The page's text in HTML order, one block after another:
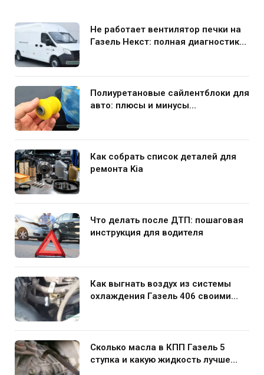
Не работает вентилятор печки на
Газель Некст: полная диагностика
Полиуретановые сайлентблоки для
авто: плюсы и минусы
Как собрать список деталей для
ремонта Kia
Что делать после ДТП: пошаговая
инструкция для водителя
Как выгнать воздух из системы
охлаждения Газель 406 своими
Сколько масла в КПП Газель 5
ступка и какую жидкость лучше